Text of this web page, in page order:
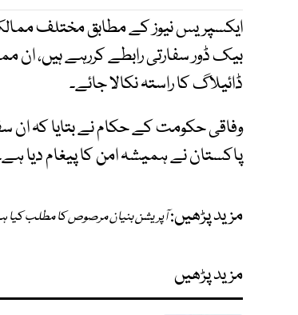
ایکسپریس نیوز کے مطابق مختلف
بیک ڈور سفارتی رابطے کررہے ہیں،
ڈائیلاگ کا راستہ نکالا جائے۔
وفاقی حکومت کے حکام نے بتایا کہ ان
پاکستان نے ہمیشہ امن کا پیغام دیا
مزید پڑھیں:آپریشن بنیان مرصوص کا مطلب کیا
مزید پڑھیں